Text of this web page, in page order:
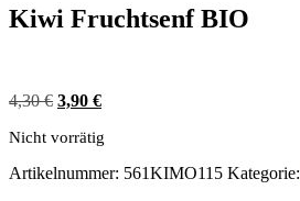
Kiwi Fruchtsenf BIO
4,30€ Ursprünglicher
war:
3,90 €Aktueller
ist:
Nicht vorrätig
Artikelnummer: 561KIMO115 Kategorie: